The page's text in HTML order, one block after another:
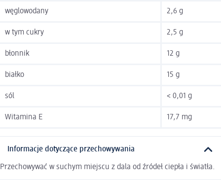
węglowodany 2,6 g
w tym cukry 2,5 g
błonnik 12 g
białko 15 g
sól < 0,01 g
Witamina E 17,7 mg
Informacje dotyczące przechowywania
Przechowywać w suchym miejscu z dala od źródeł ciepła i światła.